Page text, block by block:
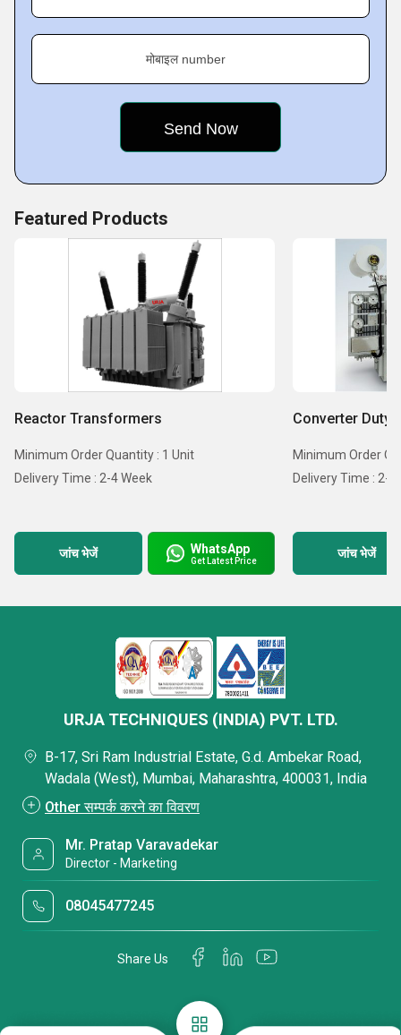
मोबाइल number
Featured Products
Reactor Transformers
Minimum Order Quantity : 1 Unit
Delivery Time : 2-4 Week
जांच भेजें WhatsApp
Get Latest Price
Converter Duty
Minimum Order
Delivery Time : 2-
जांच भेजें
URJA TECHNIQUES (INDIA) PVT. LTD.
B-17, Sri Ram Industrial Estate, G.d. Ambekar Road,
Wadala (West), Mumbai, Maharashtra, 400031, India
Other सम्पर्क करने का विवरण
Mr. Pratap Varavadekar
Director - Marketing
08045477245
Share Us